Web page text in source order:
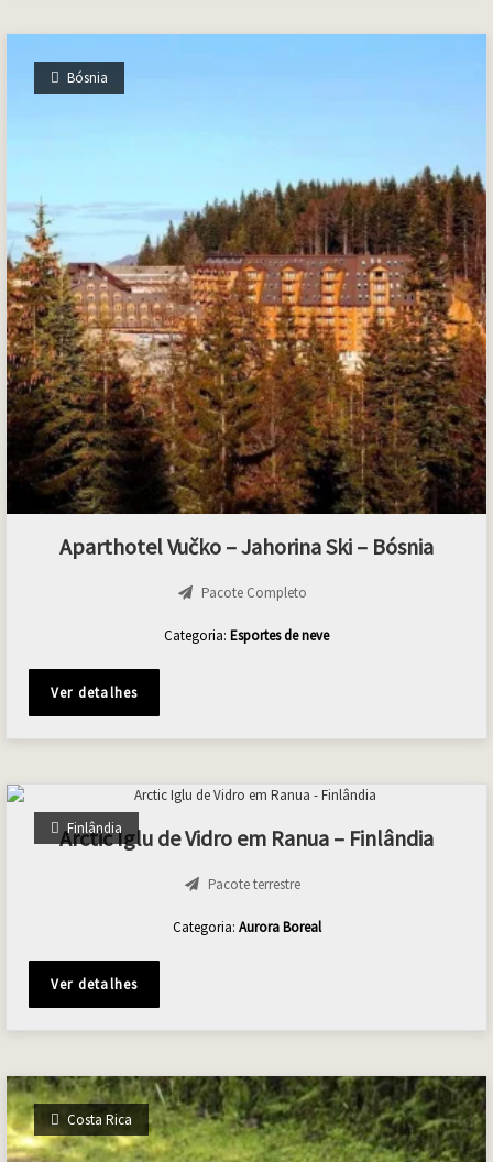
Bósnia
Aparthotel Vučko – Jahorina Ski – Bósnia
Pacote Completo
Categoria: Esportes de neve
Ver detalhes
Finlândia
Arctic Iglu de Vidro em Ranua – Finlândia
Pacote terrestre
Categoria: Aurora Boreal
Ver detalhes
Costa Rica